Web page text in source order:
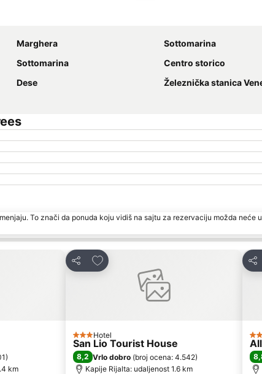
Marghera
Sottomarina
Sottomarina
Centro storico
Dese
Železnička stanica Venecija
To znači da ponuda koju vidiš na sajtu za rezervaciju možda neće
)
km
Deli
Dodati u favorite
3 Zvezdice
Hotel
San Lio Tourist House
8,2 Vrlo dobro (broj ocena: 4.542)
Kapije Rijalta: udaljenost 1.6 km
Deli
3